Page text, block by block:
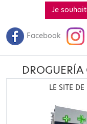
Je
Facebook
LE SITE